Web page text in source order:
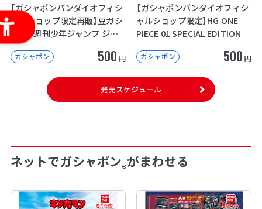
【ガシャポンバンダイオフィシ
ャルショップ限定再販】豆ガシ
ャ本 「週刊少年ジャンプ ジャ
ンプコミックスコレクション」
04ガシャポン 500 円
【ガシャポンバンダイオフィシ
ャルショップ限定】HG ONE
PIECE 01 SPECIAL EDITION
ガシャポン 500 円
発売スケジュール
ネットでガシャポン®がまわせる